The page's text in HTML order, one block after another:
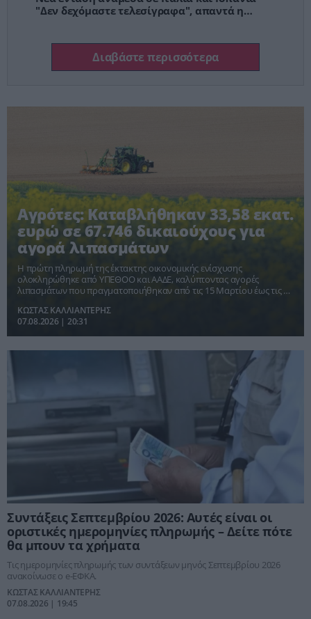
"Δεν δεχόμαστε τελεσίγραφα", απαντά η
Διαβάστε περισσότερα
Αγρότες: Καταβλήθηκαν 33,58 εκατ.
ευρώ σε 67.746 δικαιούχους για
αγορά λιπασμάτων
Η πρώτη πληρωμή της έκτακτης οικονομικής ενίσχυσης
ολοκληρώθηκε από ΥΠΕΘΟΟ και ΑΑΔΕ, καλύπτοντας αγορές
λιπασμάτων που πραγματοποιήθηκαν από τις 15 Μαρτίου έως τις 30
ΚΩΣΤΑΣ ΚΑΛΛΙΑΝΤΕΡΗΣ
07.08.2026 | 20:31
Συντάξεις Σεπτεμβρίου 2026: Αυτές είναι οι
οριστικές ημερομηνίες πληρωμής – Δείτε πότε
θα μπουν τα χρήματα
Τις ημερομηνίες πληρωμής των συντάξεων μηνός Σεπτεμβρίου 2026
ανακοίνωσε ο e-ΕΦΚΑ.
ΚΩΣΤΑΣ ΚΑΛΛΙΑΝΤΕΡΗΣ
07.08.2026 | 19:45